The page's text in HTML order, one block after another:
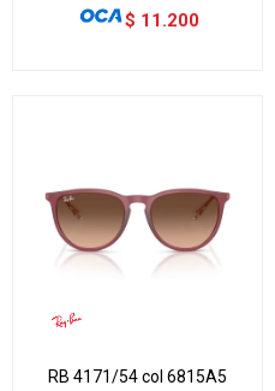
$ 11.200
RB 4171/54 col 6815A5